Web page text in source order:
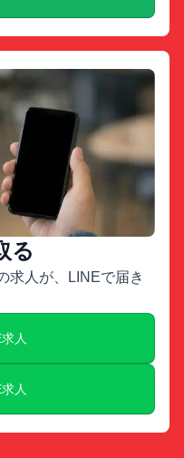
る
求人が、LINEで届き
人
人